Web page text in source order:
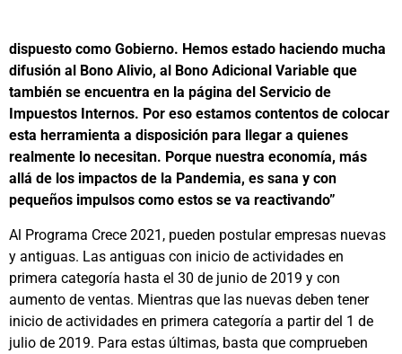
dispuesto como Gobierno. Hemos estado haciendo mucha
difusión al Bono Alivio, al Bono Adicional Variable que
también se encuentra en la página del Servicio de
Impuestos Internos. Por eso estamos contentos de colocar
esta herramienta a disposición para llegar a quienes
realmente lo necesitan. Porque nuestra economía, más
allá de los impactos de la Pandemia, es sana y con
pequeños impulsos como estos se va reactivando”
Al Programa Crece 2021, pueden postular empresas nuevas
y antiguas. Las antiguas con inicio de actividades en
primera categoría hasta el 30 de junio de 2019 y con
aumento de ventas. Mientras que las nuevas deben tener
inicio de actividades en primera categoría a partir del 1 de
julio de 2019. Para estas últimas, basta que comprueben